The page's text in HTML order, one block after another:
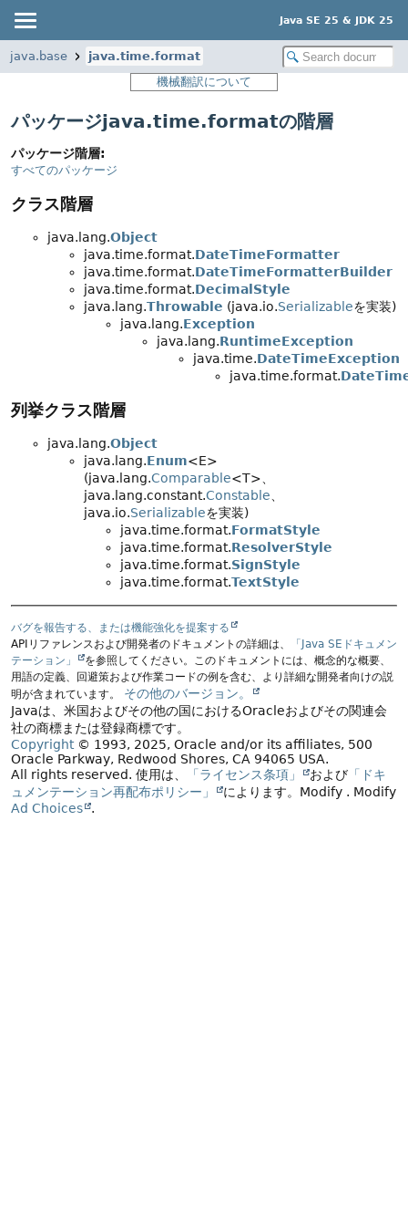
Java SE 25 & JDK 25
java.base
java.time.format
機械翻訳について
パッケージjava.time.formatの階層
パッケージ階層:
すべてのパッケージ
クラス階層
java.lang.Object
java.time.format.DateTimeFormatter
java.time.format.DateTimeFormatterBuilder
java.time.format.DecimalStyle
java.lang.Throwable (java.io.Serializableを実装)
java.lang.Exception
java.lang.RuntimeException
java.time.DateTimeException
java.time.format.
列挙クラス階層
java.lang.Object
java.lang.Enum<E>
(java.lang.Comparable<T>、
java.lang.constant.Constable、
java.io.Serializableを実装)
java.time.format.FormatStyle
java.time.format.ResolverStyle
java.time.format.SignStyle
java.time.format.TextStyle
バグを報告する、または機能強化を提案する
APIリファレンスおよび開発者のドキュメントの詳細は、
「Java SEドキュメン
テーション」
を参照してください。このドキュメントには、概念的な概要、
用語の定義、回避策および作業コードの例を含む、より詳細な開発者向けの説
明が含まれています。
その他のバージョン。
Javaは、米国およびその他の国におけるOracleおよびその関連会
社の商標または登録商標です。
Copyright© 1993, 2025, Oracle and/or its affiliates, 500
Oracle Parkway, Redwood Shores, CA 94065 USA.
All rights reserved. 使用は、 「ライセンス条項」 および 「ドキ
ュメンテーション再配布ポリシー」
によります。 Modify . Modify
Ad Choices
.